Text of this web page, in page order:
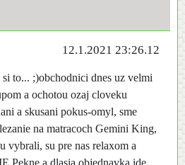
12.1.2021 23:26.12
to... ;)obchodnici dnes uz velmi
a ochotou ozaj cloveku
a skusani pokus-omyl, sme
na matracoch Gemini King,
vybrali, su pre nas relaxom a
Pekne a dlasia objednavka ide